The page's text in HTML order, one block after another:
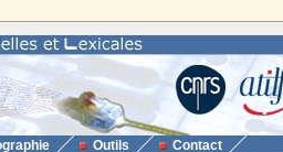
Outils Contact